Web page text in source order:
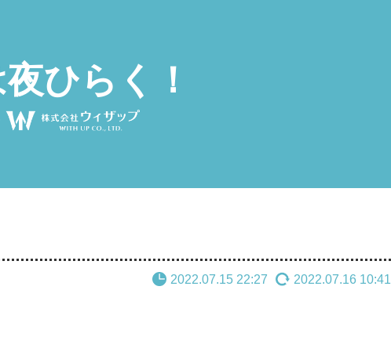
ひらく！
2022.07.15 22:27 2022.07.16 10:41